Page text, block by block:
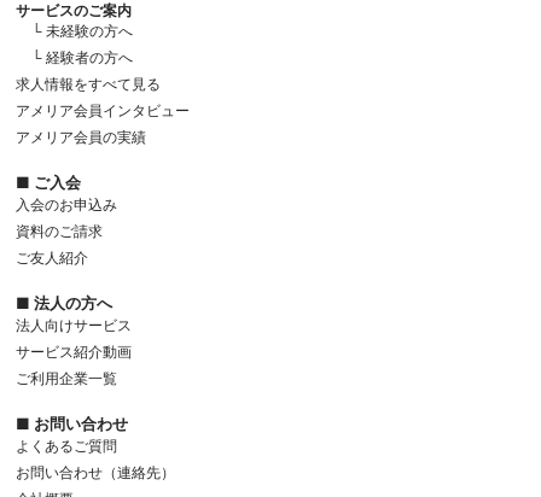
サービスのご案内
└ 未経験の方へ
└ 経験者の方へ
求人情報をすべて見る
アメリア会員インタビュー
アメリア会員の実績
■ ご入会
入会のお申込み
資料のご請求
ご友人紹介
■ 法人の方へ
法人向けサービス
サービス紹介動画
ご利用企業一覧
■ お問い合わせ
よくあるご質問
お問い合わせ（連絡先）